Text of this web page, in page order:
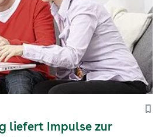
liefert Impulse zur